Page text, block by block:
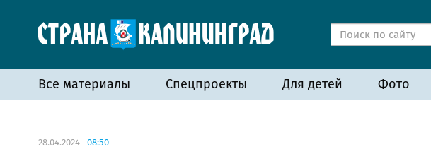
Все материалы Спецпроекты Для детей Фото
28.04.2024 08:50